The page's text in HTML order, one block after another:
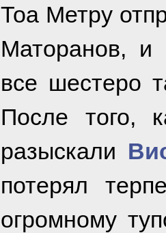
Тоа Метру
Маторанов, и
все шестеро
После того,
разыскали
потерял
огромному